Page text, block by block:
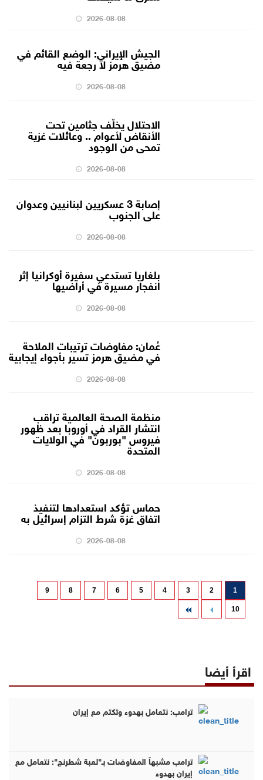
2026-08-08
الجيش الإيراني: الوضع القائم في
مضيق هرمز لا رجعة فيه
2026-08-08
الاحتلال يخلّف جثامين تحت
الأنقاض لأعوام .. وعائلات غزية
تمحى من الوجود
2026-08-08
إصابة 3 عسكريين لبنانيين وعدوان
على الجنوب
2026-08-08
بلغاريا تستدعي سفيرة أوكرانيا إثر
انفجار مسيرة في أراضيها
2026-08-08
عُمان: مفاوضات ترتيبات الملاحة
في مضيق هرمز تسير بأجواء إيجابية
2026-08-08
منظمة الصحة العالمية تراقب
انتشار القراد في أوروبا بعد ظهور
فيروس "بوربون" في الولايات
المتحدة
2026-08-08
حماس تؤكد استعدادها لتنفيذ
اتفاق غزة شرط التزام إسرائيل به
2026-08-08
1
2
3
4
5
6
7
8
9
10
اقرأ أيضا
ترامب: نتعامل بهدوء وتكتم مع إيران
ترامب مشبهاً المفاوضات بـ"لعبة شطرنج": نتعامل مع
إيران بهدوء